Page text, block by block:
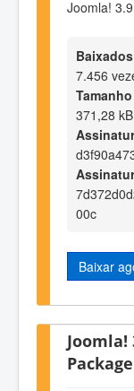
Joomla!
Baixados
7.456
371,28 kB
00c
Baixar
Joomla!